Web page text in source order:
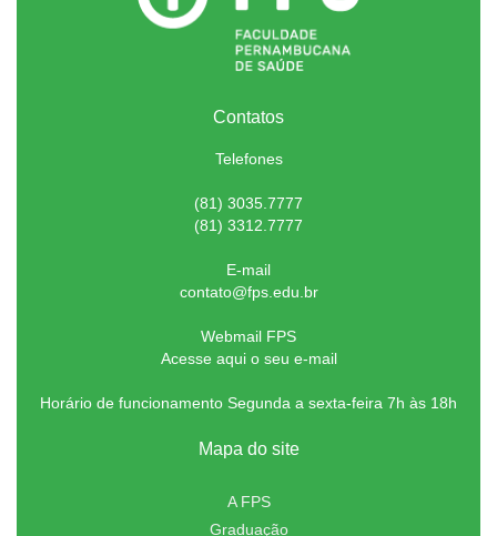
Contatos
Telefones
(81) 3035.7777
(81) 3312.7777
E-mail
contato@fps.edu.br
Webmail FPS
Acesse aqui o seu e-mail
Horário de funcionamento Segunda a sexta-feira 7h às 18h
Mapa do site
A FPS
Graduação